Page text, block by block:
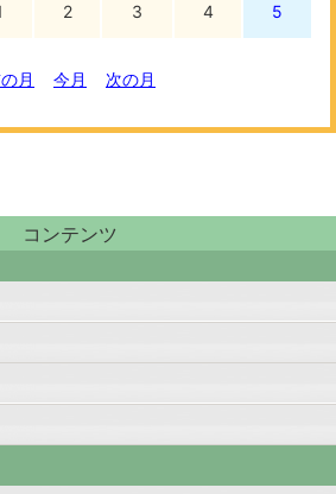
2 3 4 5
月 今月 次の月
コンテンツ